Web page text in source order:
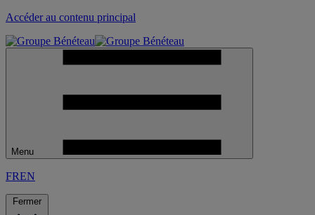
Accéder au contenu principal
Menu
FREN
Fermer